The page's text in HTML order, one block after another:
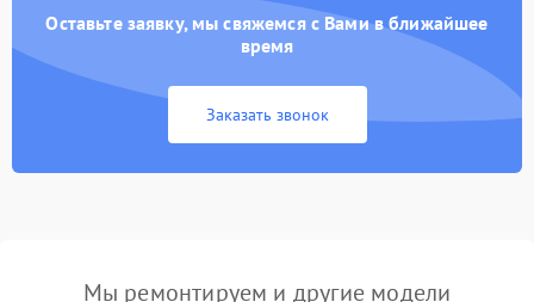
Оставьте заявку, мы свяжемся с Вами в ближайшее
время
Заказать звонок
Мы ремонтируем и другие модели